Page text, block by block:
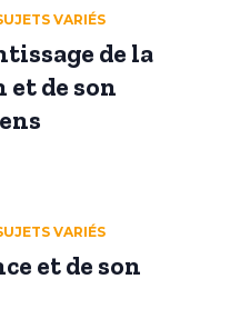
VARIÉS
de la
et de son
VARIÉS
et de son